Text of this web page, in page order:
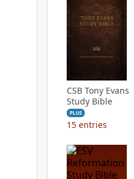
CSB Tony Evans
Study Bible
PLUS
15 entries